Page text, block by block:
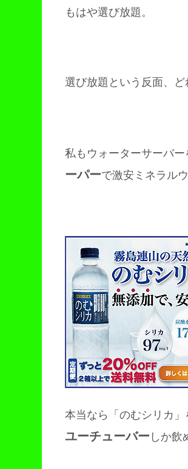
もはや選び放題。
選び放題という反面、ど
私もウォーターサーバ
ーパーで激安ミネラル
本当なら「のむシリカ
ユーチューバー しか飲